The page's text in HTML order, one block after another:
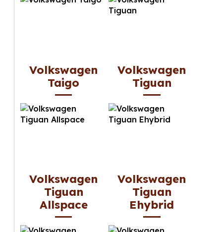
Volkswagen
Taigo
Volkswagen
Tiguan
Volkswagen
Tiguan
Allspace
Volkswagen
Tiguan
Ehybrid